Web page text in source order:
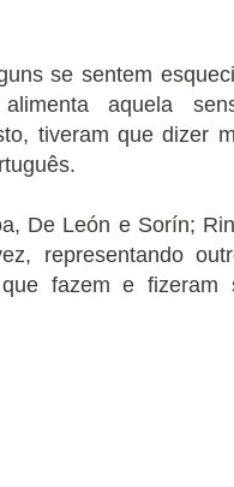
se sentem
aquela
tiveram que dizer
De León e Sorín;
representando
fazem e fizeram